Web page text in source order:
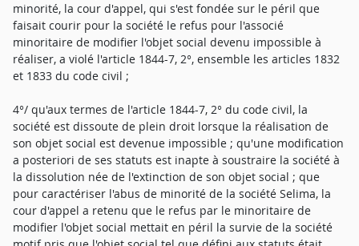
minorité, la cour d'appel, qui s'est fondée sur le péril que
faisait courir pour la société le refus pour l'associé
minoritaire de modifier l'objet social devenu impossible à
réaliser, a violé l'article 1844-7, 2°, ensemble les articles 1832
et 1833 du code civil ;
4°/ qu'aux termes de l'article 1844-7, 2° du code civil, la
société est dissoute de plein droit lorsque la réalisation de
son objet social est devenue impossible ; qu'une modification
a posteriori de ses statuts est inapte à soustraire la société à
la dissolution née de l'extinction de son objet social ; que
pour caractériser l'abus de minorité de la société Selima, la
cour d'appel a retenu que le refus par le minoritaire de
modifier l'objet social mettait en péril la survie de la société